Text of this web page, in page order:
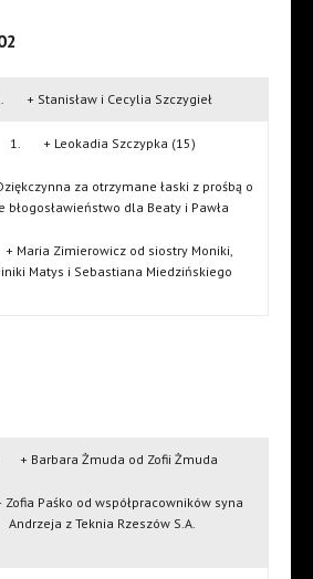
+ Stanisław i Cecylia Szczygieł
1. + Leokadia Szczypka (15)
za otrzymane łaski z prośbą o
błogosławieństwo dla Beaty i Pawła
Zimierowicz od siostry Moniki,
Matys i Sebastiana Miedzińskiego
+ Barbara Żmuda od Zofii Żmuda
Paśko od współpracowników syna
Andrzeja z Teknia Rzeszów S.A.